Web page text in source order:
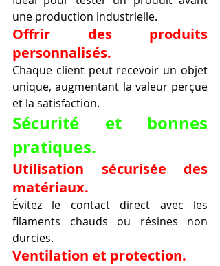
une production industrielle.
Offrir des produits
personnalisés.
Chaque client peut recevoir un objet
unique, augmentant la valeur perçue
et la satisfaction.
Sécurité et bonnes
pratiques.
Utilisation sécurisée des
matériaux.
Évitez le contact direct avec les
filaments chauds ou résines non
durcies.
Ventilation et protection.